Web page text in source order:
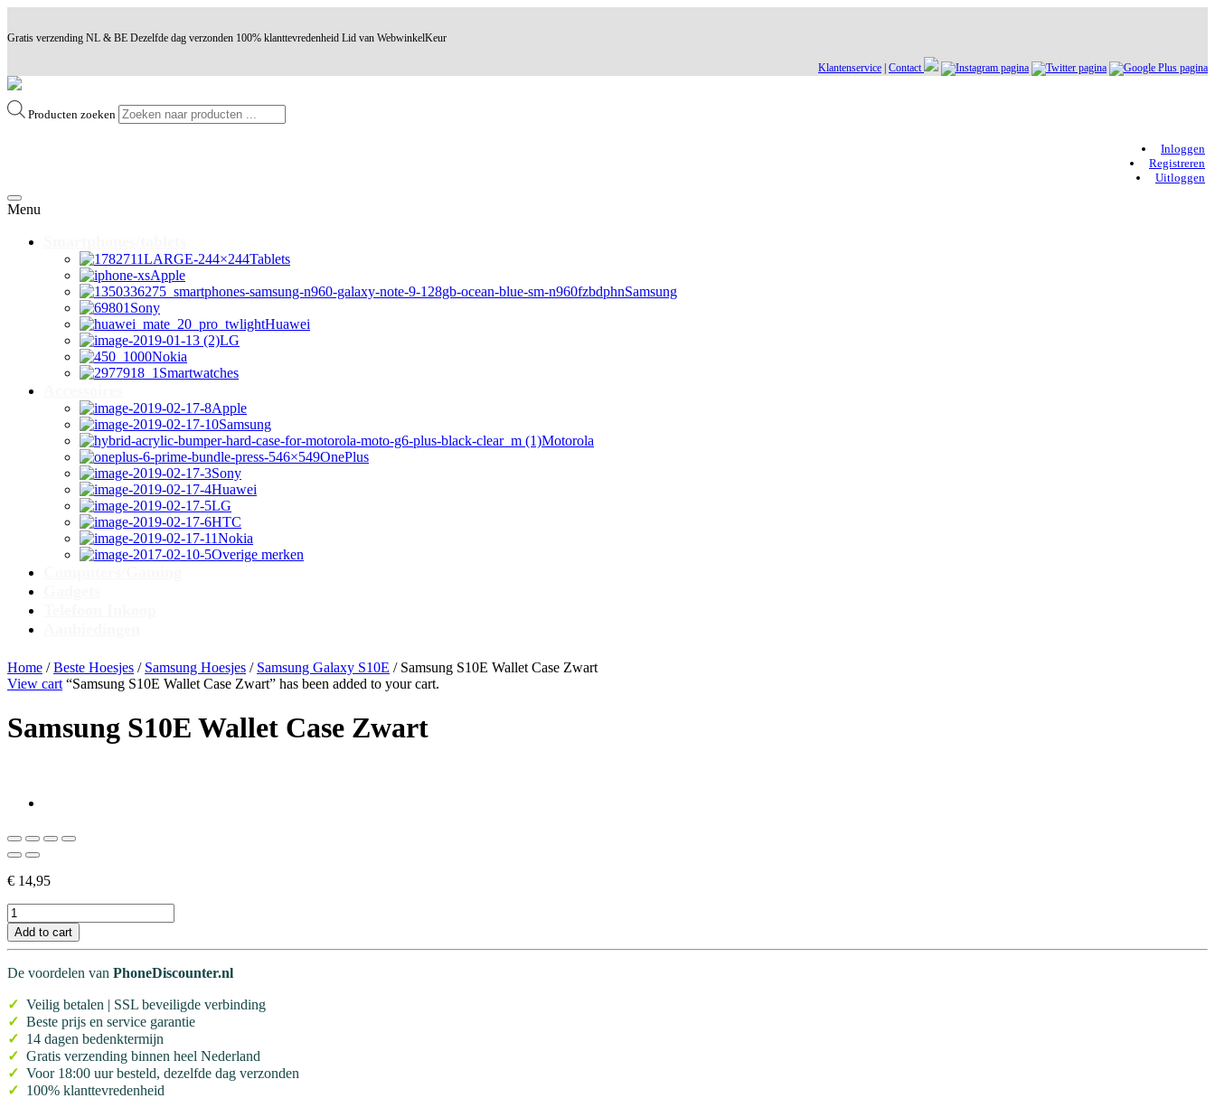
Gratis verzending NL & BE Dezelfde dag verzonden 100% klanttevredenheid Lid van WebwinkelKeur
Klantenservice Contact
Producten zoeken
Inloggen
Registreren
Uitloggen
Ga
naar
Menu
Tablets
Apple
Samsung
Sony
Huawei
LG
Nokia
Smartwatches
Apple
Samsung
Motorola
OnePlus
Sony
Huawei
LG
HTC
Nokia
Overige merken
Home /Beste Hoesjes / Samsung Hoesjes / Samsung Galaxy S10E / Samsung S10E Wallet Case Zwart
View cart “Samsung S10E Wallet Case Zwart” has been added to your cart.
Samsung S10E Wallet Case Zwart
€ 14,95
Add to cart
De voordelen van PhoneDiscounter.nl
✓ Veilig betalen | SSL beveiligde verbinding
✓ Beste prijs en service garantie
✓ 14 dagen bedenktermijn
✓ Gratis verzending binnen heel Nederland
✓ Voor 18:00 uur besteld, dezelfde dag verzonden
✓ 100% klanttevredenheid